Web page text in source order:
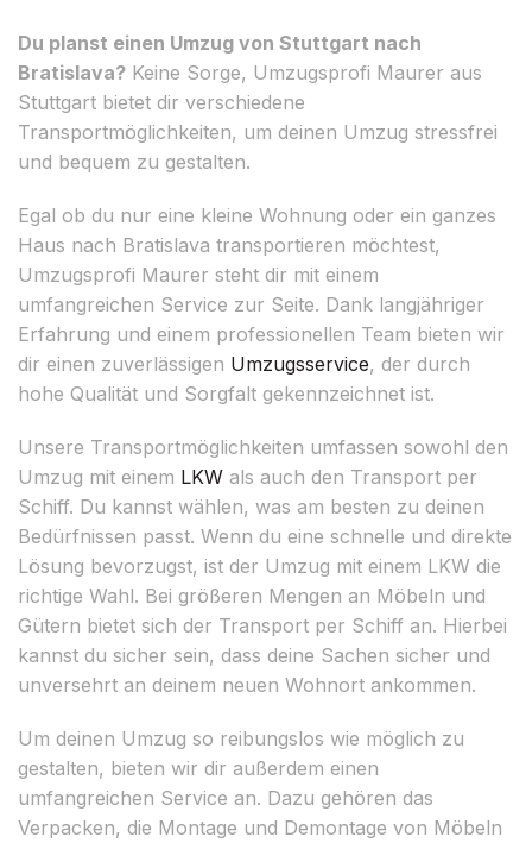
Du planst einen Umzug von Stuttgart nach
Bratislava? Keine Sorge, Umzugsprofi Maurer aus
Stuttgart bietet dir verschiedene
Transportmöglichkeiten, um deinen Umzug stressfrei
und bequem zu gestalten.
Egal ob du nur eine kleine Wohnung oder ein ganzes
Haus nach Bratislava transportieren möchtest,
Umzugsprofi Maurer steht dir mit einem
umfangreichen Service zur Seite. Dank langjähriger
Erfahrung und einem professionellen Team bieten wir
dir einen zuverlässigen Umzugsservice, der durch
hohe Qualität und Sorgfalt gekennzeichnet ist.
Unsere Transportmöglichkeiten umfassen sowohl den
Umzug mit einem LKW als auch den Transport per
Schiff. Du kannst wählen, was am besten zu deinen
Bedürfnissen passt. Wenn du eine schnelle und direkte
Lösung bevorzugst, ist der Umzug mit einem LKW die
richtige Wahl. Bei größeren Mengen an Möbeln und
Gütern bietet sich der Transport per Schiff an. Hierbei
kannst du sicher sein, dass deine Sachen sicher und
unversehrt an deinem neuen Wohnort ankommen.
Um deinen Umzug so reibungslos wie möglich zu
gestalten, bieten wir dir außerdem einen
umfangreichen Service an. Dazu gehören das
Verpacken, die Montage und Demontage von Möbeln